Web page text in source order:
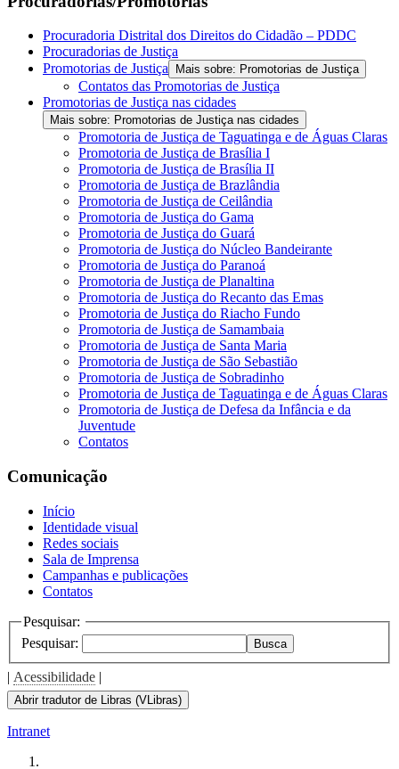
Procuradoria Distrital dos Direitos do Cidadão – PDDC
Procuradorias de Justiça
Promotorias de Justiça
Mais sobre: Promotorias de Justiça
Contatos das Promotorias de Justiça
Promotorias de Justiça nas cidades
Mais sobre: Promotorias de Justiça nas cidades
Promotoria de Justiça de Taguatinga e de Águas Claras
Promotoria de Justiça de Brasília I
Promotoria de Justiça de Brasília II
Promotoria de Justiça de Brazlândia
Promotoria de Justiça de Ceilândia
Promotoria de Justiça do Gama
Promotoria de Justiça do Guará
Promotoria de Justiça do Núcleo Bandeirante
Promotoria de Justiça do Paranoá
Promotoria de Justiça de Planaltina
Promotoria de Justiça do Recanto das Emas
Promotoria de Justiça do Riacho Fundo
Promotoria de Justiça de Samambaia
Promotoria de Justiça de Santa Maria
Promotoria de Justiça de São Sebastião
Promotoria de Justiça de Sobradinho
Promotoria de Justiça de Taguatinga e de Águas Claras
Promotoria de Justiça de Defesa da Infância e da
Juventude
Contatos
Comunicação
Início
Identidade visual
Redes sociais
Sala de Imprensa
Campanhas e publicações
Contatos
Pesquisar:
Pesquisar:
Busca
| Acessibilidade |
Abrir tradutor de Libras (VLibras)
Intranet